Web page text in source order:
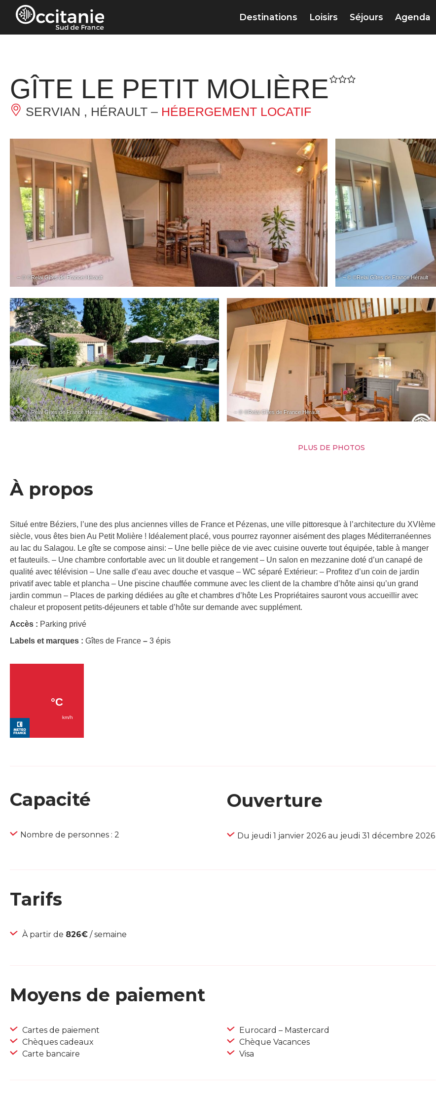
Panneau de gestion des cookies
Destinations Loisirs Séjours Agenda
GÎTE LE PETIT MOLIÈRE
SERVIAN , HÉRAULT – HÉBERGEMENT LOCATIF
– © ©Relai Gîtes de France Hérault – © ©Relai Gîtes de France Hérault
– © ©Relai Gîtes de France Hérault – © ©Relai Gîtes de France Hérault
PLUS DE PHOTOS
À propos
Situé entre Béziers, l’une des plus anciennes villes de France et Pézenas, une ville pittoresque à l’architecture du XVIème
siècle, vous êtes bien Au Petit Molière ! Idéalement placé, vous pourrez rayonner aisément des plages Méditerranéennes
au lac du Salagou. Le gîte se compose ainsi: – Une belle pièce de vie avec cuisine ouverte tout équipée, table à manger
et fauteuils. – Une chambre confortable avec un lit double et rangement – Un salon en mezzanine doté d’un canapé de
qualité avec télévision – Une salle d’eau avec douche et vasque – WC séparé Extérieur: – Profitez d’un coin de jardin
privatif avec table et plancha – Une piscine chauffée commune avec les client de la chambre d’hôte ainsi qu’un grand
jardin commun – Places de parking dédiées au gîte et chambres d’hôte Les Propriétaires sauront vous accueillir avec
chaleur et proposent petits-déjeuners et table d’hôte sur demande avec supplément.
Accès : Parking privé
Labels et marques : Gîtes de France – 3 épis
Capacité
Nombre de personnes : 2
Ouverture
Du jeudi 1 janvier 2026 au jeudi 31 décembre 2026
Tarifs
À partir de 826€ / semaine
Moyens de paiement
Cartes de paiement
Chèques cadeaux
Carte bancaire
Eurocard – Mastercard
Chèque Vacances
Visa